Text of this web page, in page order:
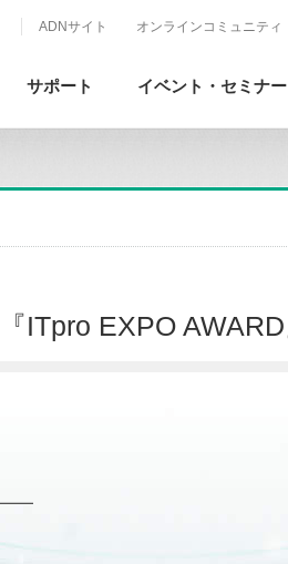
ADNサイト オンラインコミュニティ
サポート イベント・ セミナー
ITpro EXPO